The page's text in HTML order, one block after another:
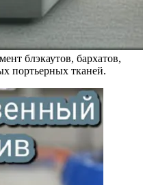
блэкаутов, бархатов,
портьерных тканей.